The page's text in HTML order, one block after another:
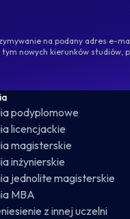
na podany adres e-
nowych kierunków studiów,
podyplomowe
licencjackie
magisterskie
inżynierskie
jednolite magisterskie
MBA
z innej uczelni